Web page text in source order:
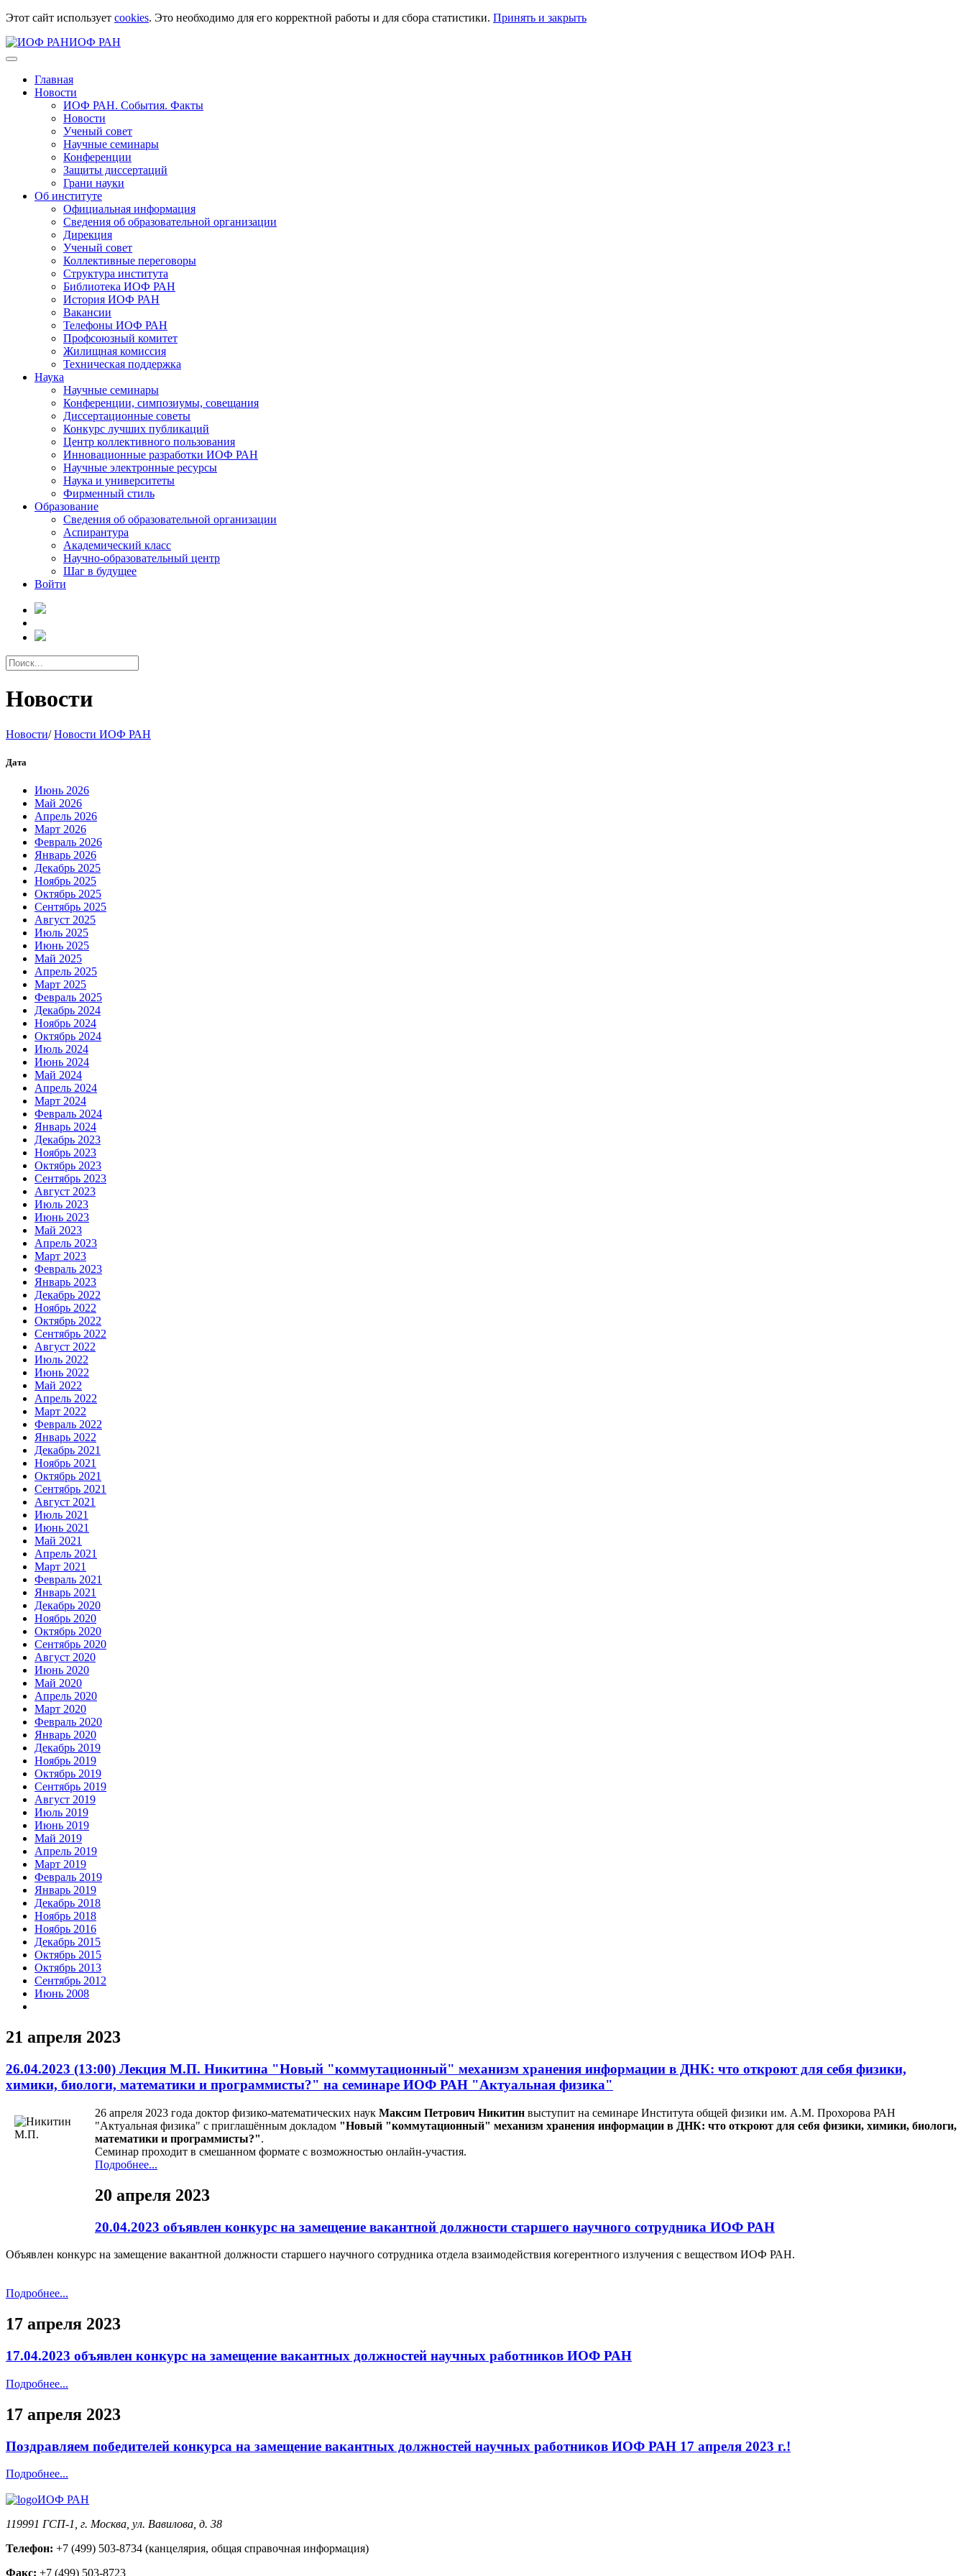
Этот сайт использует cookies. Это необходимо для его корректной работы и для сбора статистики. Принять и закрыть
ИОФ РАН
Главная
Новости
ИОФ РАН. События. Факты
Новости
Ученый совет
Научные семинары
Конференции
Защиты диссертаций
Грани науки
Об институте
Официальная информация
Сведения об образовательной организации
Дирекция
Ученый совет
Коллективные переговоры
Структура института
Библиотека ИОФ РАН
История ИОФ РАН
Вакансии
Телефоны ИОФ РАН
Профсоюзный комитет
Жилищная комиссия
Техническая поддержка
Наука
Научные семинары
Конференции, симпозиумы, совещания
Диссертационные советы
Конкурс лучших публикаций
Центр коллективного пользования
Инновационные разработки ИОФ РАН
Научные электронные ресурсы
Наука и университеты
Фирменный стиль
Образование
Сведения об образовательной организации
Аспирантура
Академический класс
Научно-образовательный центр
Шаг в будущее
Войти
Новости
Новости/ Новости ИОФ РАН
Дата
Июнь 2026
Май 2026
Апрель 2026
Март 2026
Февраль 2026
Январь 2026
Декабрь 2025
Ноябрь 2025
Октябрь 2025
Сентябрь 2025
Август 2025
Июль 2025
Июнь 2025
Май 2025
Апрель 2025
Март 2025
Февраль 2025
Декабрь 2024
Ноябрь 2024
Октябрь 2024
Июль 2024
Июнь 2024
Май 2024
Апрель 2024
Март 2024
Февраль 2024
Январь 2024
Декабрь 2023
Ноябрь 2023
Октябрь 2023
Сентябрь 2023
Август 2023
Июль 2023
Июнь 2023
Май 2023
Апрель 2023
Март 2023
Февраль 2023
Январь 2023
Декабрь 2022
Ноябрь 2022
Октябрь 2022
Сентябрь 2022
Август 2022
Июль 2022
Июнь 2022
Май 2022
Апрель 2022
Март 2022
Февраль 2022
Январь 2022
Декабрь 2021
Ноябрь 2021
Октябрь 2021
Сентябрь 2021
Август 2021
Июль 2021
Июнь 2021
Май 2021
Апрель 2021
Март 2021
Февраль 2021
Январь 2021
Декабрь 2020
Ноябрь 2020
Октябрь 2020
Сентябрь 2020
Август 2020
Июнь 2020
Май 2020
Апрель 2020
Март 2020
Февраль 2020
Январь 2020
Декабрь 2019
Ноябрь 2019
Октябрь 2019
Сентябрь 2019
Август 2019
Июль 2019
Июнь 2019
Май 2019
Апрель 2019
Март 2019
Февраль 2019
Январь 2019
Декабрь 2018
Ноябрь 2018
Ноябрь 2016
Декабрь 2015
Октябрь 2015
Октябрь 2013
Сентябрь 2012
Июнь 2008
21 апреля 2023
26.04.2023 (13:00) Лекция М.П. Никитина "Новый "коммутационный" механизм хранения информации в ДНК: что откроют для себя физики,
химики, биологи, математики и программисты?" на семинаре ИОФ РАН "Актуальная физика"
26 апреля 2023 года доктор физико-математических наук Максим Петрович Никитин выступит на семинаре Института общей физики им. А.М. Прохорова РАН
"Актуальная физика" с приглашённым докладом "Новый "коммутационный" механизм хранения информации в ДНК: что откроют для себя физики, химики, биологи,
математики и программисты?".
Семинар проходит в смешанном формате с возможностью онлайн-участия.
Подробнее...
20 апреля 2023
20.04.2023 объявлен конкурс на замещение вакантной должности старшего научного сотрудника ИОФ РАН
Объявлен конкурс на замещение вакантной должности старшего научного сотрудника отдела взаимодействия когерентного излучения с веществом ИОФ РАН.
Подробнее...
17 апреля 2023
17.04.2023 объявлен конкурс на замещение вакантных должностей научных работников ИОФ РАН
Подробнее...
17 апреля 2023
Поздравляем победителей конкурса на замещение вакантных должностей научных работников ИОФ РАН 17 апреля 2023 г.!
Подробнее...
ИОФ РАН
119991 ГСП-1, г. Москва, ул. Вавилова, д. 38
Телефон: +7 (499) 503-8734 (канцелярия, общая справочная информация)
Факс: +7 (499) 503-8723